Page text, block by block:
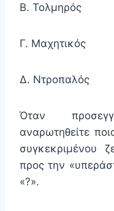
Β. Τολμηρός
Γ. Μαχητικός
Δ. Ντροπαλός
Όταν
αναρωτηθείτε
συγκεκριμένου
προς την
«?».